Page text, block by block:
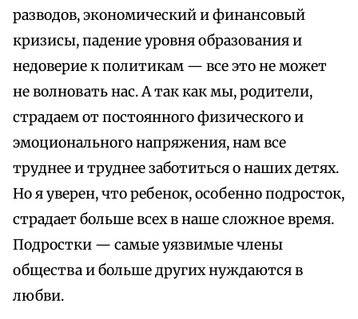
разводов, экономический и финансовый
кризисы, падение уровня образования и
недоверие к политикам — все это не может
не волновать нас. А так как мы, родители,
страдаем от постоянного физического и
эмоционального напряжения, нам все
труднее и труднее заботиться о наших детях.
Но я уверен, что ребенок, особенно подросток,
страдает больше всех в наше сложное время.
Подростки — самые уязвимые члены
общества и больше других нуждаются в
любви.